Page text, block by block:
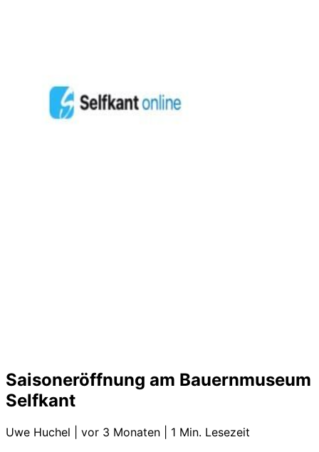
Saisoneröffnung am Bauernmuseum
Selfkant
Uwe Huchel vor 3 Monaten 1 Min. Lesezeit